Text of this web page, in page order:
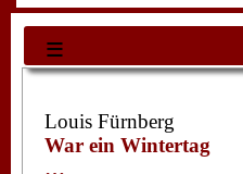
≡
Louis Fürnberg
War ein Wintertag
…